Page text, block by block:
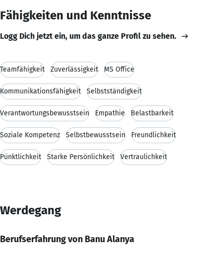
Fähigkeiten und Kenntnisse
Logg Dich jetzt ein, um das ganze Profil zu sehen.
Teamfähigkeit Zuverlässigkeit MS Office
Kommunikationsfähigkeit Selbstständigkeit
Verantwortungsbewusstsein Empathie Belastbarkeit
Soziale Kompetenz Selbstbewusstsein Freundlichkeit
Pünktlichkeit Starke Persönlichkeit Vertraulichkeit
Werdegang
Berufserfahrung von Banu Alanya